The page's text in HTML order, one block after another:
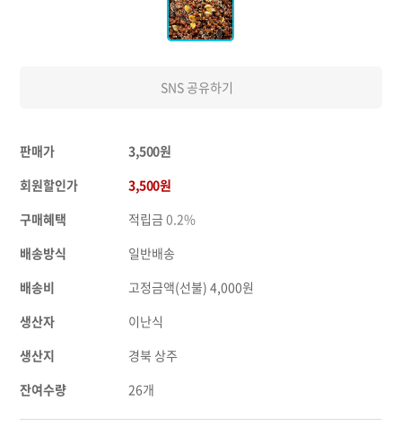
SNS 공유하기
판매가
3,500원
회원할인가
3,500원
구매혜택
적립금0.2%
배송방식
일반배송
배송비
고정금액(선불) 4,000원
생산자
이난식
생산지
경북 상주
잔여수량
26개